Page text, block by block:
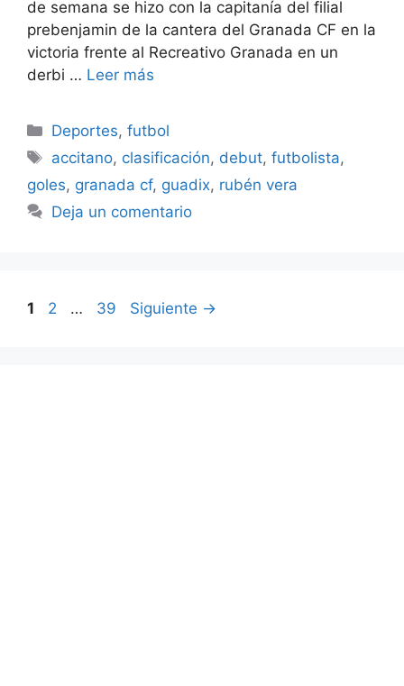
de semana se hizo con la capitanía del filial
prebenjamin de la cantera del Granada CF en la
victoria frente al Recreativo Granada en un
derbi … Leer más
Categorías
Deportes,futbol
Etiquetas
accitano, clasificación, debut,futbolista,
goles, granada cf, guadix, rubén vera
Deja un comentario
Página
1 Página
2 … Página
39 Siguiente →